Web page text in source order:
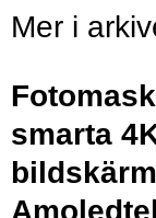
smarta